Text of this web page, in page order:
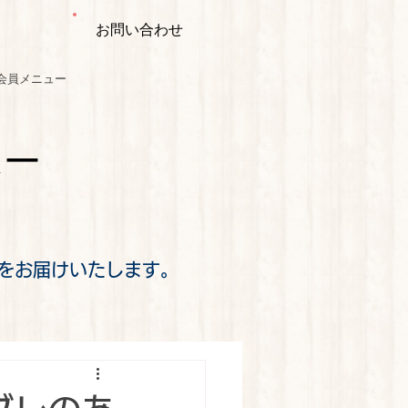
お問い合わせ
員メニュー
お届けいたします。